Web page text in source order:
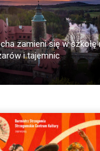
zamieni się w szkołę
i tajemnic